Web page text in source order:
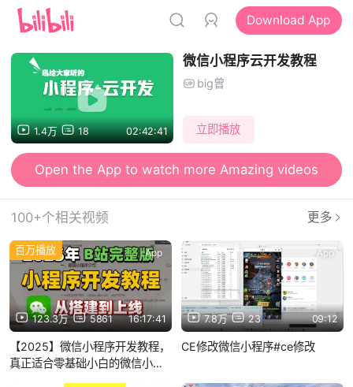
Download App
1.4万 18 02:42:41
微信小程序云开发教程
big曾
立即播放
Open the App to watch more Amazing videos
100+个相关视频 更多
123.3万 5861 16:17:41
百万播放 App
【2025】微信小程序开发教程，
真正适合零基础小白的微信小程
7.8万 23 09:12
App
CE修改微信小程序#ce修改